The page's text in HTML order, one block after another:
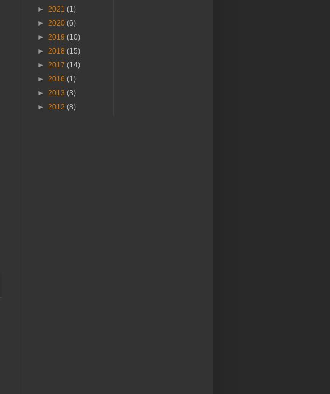
► 2021 (1)
► 2020 (6)
► 2019 (10)
► 2018 (15)
► 2017 (14)
► 2016 (1)
► 2013 (3)
► 2012 (8)